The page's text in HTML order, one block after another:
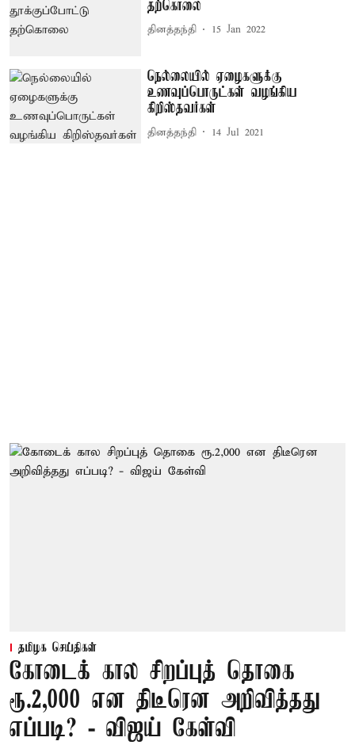
தற்கொலை
தினத்தந்தி 15 Jan 2022
நெல்லையில் ஏழைகளுக்கு
உணவுப்பொருட்கள் வழங்கிய
கிறிஸ்தவர்கள்
தினத்தந்தி 14 Jul 2021
தமிழக செய்திகள்
கோடைக் கால சிறப்புத் தொகை
ரூ.2,000 என திடீரென அறிவித்தது
எப்படி? - விஜய் கேள்வி